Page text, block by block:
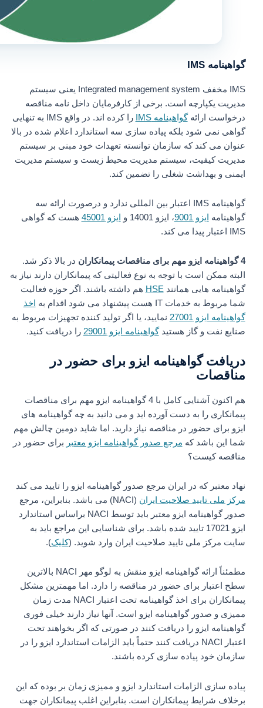
گواهینامه IMS
IMS مخفف Integrated management system یعنی سیستم
مدیریت یکپارچه است. برخی از کارفرمایان داخل نامه مناقصه
درخواست ارائهگواهینامه IMS
را کرده اند. در واقع IMS به تنهایی
گواهی نمی شود بلکه پیاده سازی سه استاندارد اعلام شده در بالا
عنوان می کند که سازمان توانسته تعهدات خود مبنی بر سیستم
مدیریت کیفیت، سیستم مدیریت محیط زیست و سیستم مدیریت
ایمنی و بهداشت شغلی را تضمین کند.
گواهینامه IMS اعتبار بین المللی ندارد و درصورت ارائه سه
گواهینامهایزو 9001 ، ایزو 14001 و ایزو 45001
هست که گواهی
IMS اعتبار پیدا می کند.
4 گواهینامه ایزو مهم برای مناقصات پیمانکاران
در بالا ذکر شد.
البته ممکن است با توجه به نوع فعالیتی که پیمانکاران دارند نیاز به
گواهینامه هایی همانندHSEهم داشته باشند. اگر حوزه فعالیت
شما مربوط به خدمات IT هست پیشنهاد می شود اقدام به
اخذ
گواهینامه ایزو 27001
نمایید، یا اگر تولید کننده تجهیزات مربوط به
صنایع نفت و گاز هستیدگواهینامه ایزو 29001 را دریافت کنید.
دریافت گواهینامه ایزو برای حضور در
مناقصات
هم اکنون آشنایی کامل با 4 گواهینامه ایزو مهم برای مناقصات
پیمانکاری را به دست آورده اید و می دانید به چه گواهینامه های
ایزو برای حضور در مناقصه نیاز دارید. اما شاید دومین چالش مهم
شما این باشد کهمرجع صدور گواهینامه ایزو معتبربرای حضور در
مناقصه کیست؟
نهاد معتبر که در ایران مرجع صدور گواهینامه ایزو را تایید می کند
مرکز ملی تایید صلاحیت ایران
(NACI) می باشد. بنابراین، مرجع
صدور گواهینامه ایزو معتبر باید توسط NACI براساس استاندارد
ایزو 17021 تایید شده باشد. برای شناسایی این مراجع باید به
سایت مرکز ملی تایید صلاحیت ایران وارد شوید. ( کلیک).
مطمئناً ارائه گواهینامه ایزو منقش به لوگو مهر NACI بالاترین
سطح اعتبار برای حضور در مناقصه را دارد. اما مهمترین مشکل
پیمانکاران برای اخذ گواهینامه تحت اعتبار NACI مدت زمان
ممیزی و صدور گواهینامه ایزو است. آنها نیاز دارند خیلی فوری
گواهینامه ایزو را دریافت کنند در صورتی که اگر بخواهند تحت
اعتبار NACI دریافت کنند حتماً باید الزامات استاندارد ایزو را در
سازمان خود پیاده سازی کرده باشند.
پیاده سازی الزامات استاندارد ایزو و ممیزی زمان بر بوده که این
برخلاف شرایط پیمانکاران است. بنابراین اغلب پیمانکاران جهت